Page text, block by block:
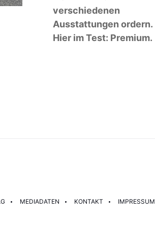
verschiedenen
Ausstattungen ordern.
Hier im Test: Premium.
MEDIADATEN KONTAKT IMPRESSUM